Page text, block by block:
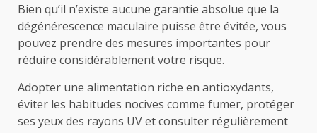
Bien qu’il n’existe aucune garantie absolue que la
dégénérescence maculaire puisse être évitée, vous
pouvez prendre des mesures importantes pour
réduire considérablement votre risque.
Adopter une alimentation riche en antioxydants,
éviter les habitudes nocives comme fumer, protéger
ses yeux des rayons UV et consulter régulièrement